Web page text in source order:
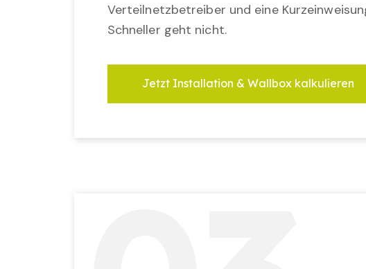
Verteilnetzbetreiber und eine
Schneller geht nicht.
Jetzt Installation & Wallbox kalkulieren